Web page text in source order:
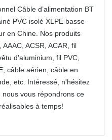
Câble d’alimentation BT
PVC isolé XLPE basse
en Chine. Nos produits
ACSR, ACAR, fil
d'aluminium, fil PVC,
câble aérien, câble en
etc. Intéressé, n'hésitez
vous répondrons ce
à temps!